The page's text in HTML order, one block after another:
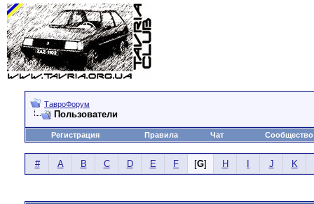
ТавроФорум
Пользователи
Регистрация Правила Чат Сообщество
# A B C D E F [G] H J K